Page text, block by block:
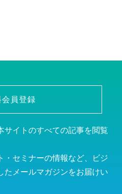
会員登録
サイトのすべての記事を閲覧
・セミナーの情報など、ビジ
たメールマガジンをお届けい